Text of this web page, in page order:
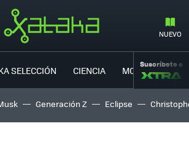
NUEVO
SELECCIÓN CIENCIA MOVILIDAD
Suscríbete a
Generación Z Eclipse